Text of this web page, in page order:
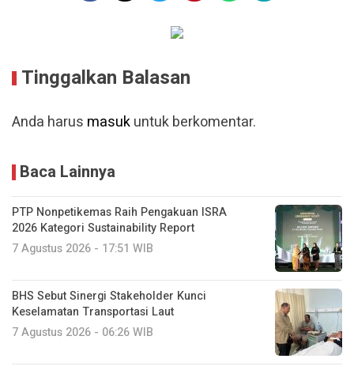
Tinggalkan Balasan
Anda harus masukuntuk berkomentar.
Baca Lainnya
PTP Nonpetikemas Raih Pengakuan ISRA
2026 Kategori Sustainability Report
7 Agustus 2026 - 17:51 WIB
BHS Sebut Sinergi Stakeholder Kunci
Keselamatan Transportasi Laut
7 Agustus 2026 - 06:26 WIB